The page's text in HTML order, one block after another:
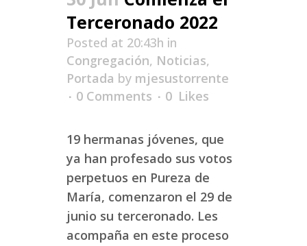
Terceronado 2022
Posted at 20:43h in
Congregación, Noticias,
Portada by mjesustorrente
0 Comments
0 Likes
19 hermanas jóvenes, que
ya han profesado sus votos
perpetuos en Pureza de
María, comenzaron el 29 de
junio su terceronado. Les
acompaña en este proceso